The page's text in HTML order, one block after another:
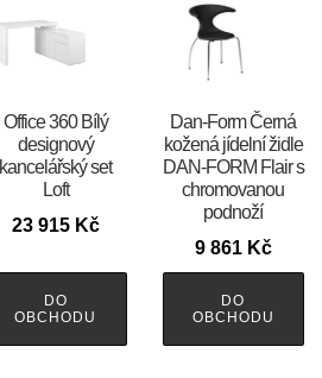
Office 360 Bílý
designový
kancelářský set
Loft
23 915 Kč
DO
OBCHODU
​​​​​Dan-Form Černá
kožená jídelní židle
DAN-FORM Flair s
chromovanou
podnoží
9 861 Kč
DO
OBCHODU